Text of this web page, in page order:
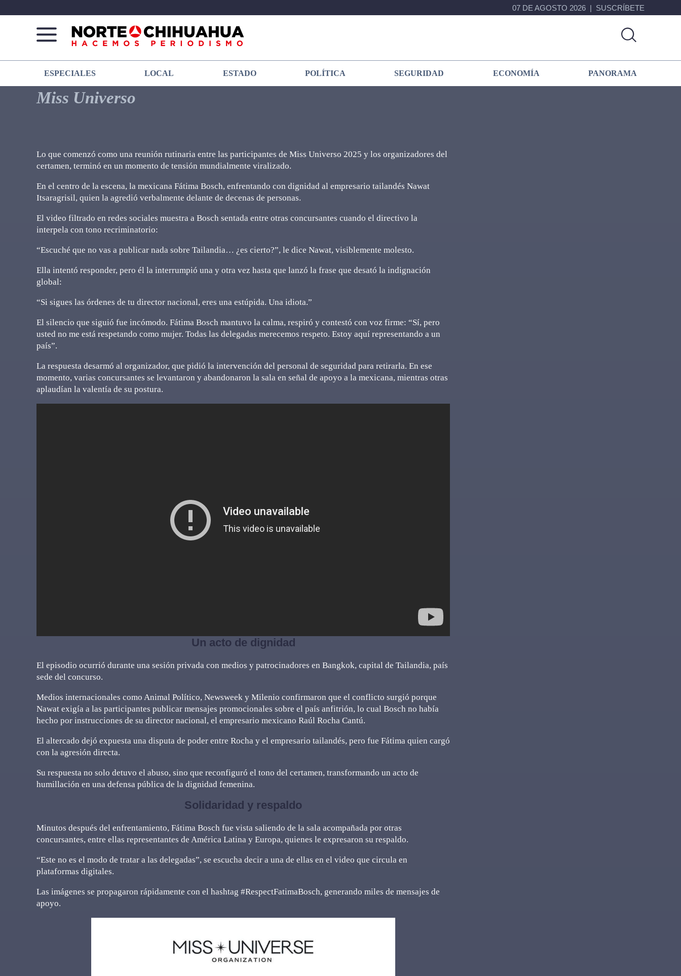
07 DE AGOSTO 2026 SUSCRÍBETE
Norte
De
Chihuahua
Más
que
noticias,
hacemos periodismo
ESPECIALES LOCAL ESTADO POLÍTICA SEGURIDAD ECONOMÍA PANORAMA
Miss Universo
Lo que comenzó como una reunión rutinaria entre las participantes de Miss Universo 2025 y los organizadores del
certamen, terminó en un momento de tensión mundialmente viralizado.
En el centro de la escena, la mexicana Fátima Bosch, enfrentando con dignidad al empresario tailandés Nawat
Itsaragrisil, quien la agredió verbalmente delante de decenas de personas.
El video filtrado en redes sociales muestra a Bosch sentada entre otras concursantes cuando el directivo la
interpela con tono recriminatorio:
“Escuché que no vas a publicar nada sobre Tailandia… ¿es cierto?”, le dice Nawat, visiblemente molesto.
Ella intentó responder, pero él la interrumpió una y otra vez hasta que lanzó la frase que desató la indignación
global:
“Si sigues las órdenes de tu director nacional, eres una estúpida. Una idiota.”
El silencio que siguió fue incómodo. Fátima Bosch mantuvo la calma, respiró y contestó con voz firme: “Sí, pero
usted no me está respetando como mujer. Todas las delegadas merecemos respeto. Estoy aquí representando a un
país”.
La respuesta desarmó al organizador, que pidió la intervención del personal de seguridad para retirarla. En ese
momento, varias concursantes se levantaron y abandonaron la sala en señal de apoyo a la mexicana, mientras otras
aplaudían la valentía de su postura.
Un acto de dignidad
El episodio ocurrió durante una sesión privada con medios y patrocinadores en Bangkok, capital de Tailandia, país
sede del concurso.
Medios internacionales como Animal Político, Newsweek y Milenio confirmaron que el conflicto surgió porque
Nawat exigía a las participantes publicar mensajes promocionales sobre el país anfitrión, lo cual Bosch no había
hecho por instrucciones de su director nacional, el empresario mexicano Raúl Rocha Cantú.
El altercado dejó expuesta una disputa de poder entre Rocha y el empresario tailandés, pero fue Fátima quien cargó
con la agresión directa.
Su respuesta no solo detuvo el abuso, sino que reconfiguró el tono del certamen, transformando un acto de
humillación en una defensa pública de la dignidad femenina.
Solidaridad y respaldo
Minutos después del enfrentamiento, Fátima Bosch fue vista saliendo de la sala acompañada por otras
concursantes, entre ellas representantes de América Latina y Europa, quienes le expresaron su respaldo.
“Este no es el modo de tratar a las delegadas”, se escucha decir a una de ellas en el video que circula en
plataformas digitales.
Las imágenes se propagaron rápidamente con el hashtag #RespectFatimaBosch, generando miles de mensajes de
apoyo.